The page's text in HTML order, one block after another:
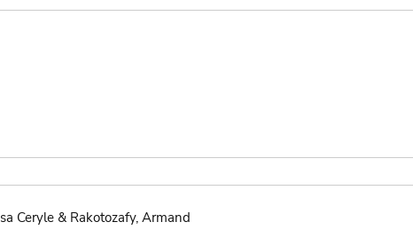
Ceryle & Rakotozafy, Armand